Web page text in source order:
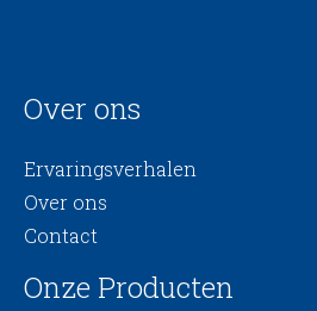
Over ons
Ervaringsverhalen
Over ons
Contact
Onze Producten